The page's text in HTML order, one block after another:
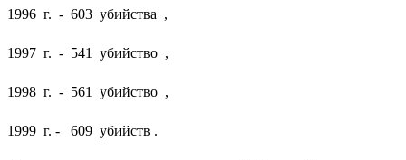
1996 г. - 603 убийства ,
1997 г. - 541 убийство ,
1998 г. - 561 убийство ,
1999 г. - 609 убийств .